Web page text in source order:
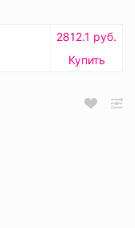
2812.1 руб.
Купить